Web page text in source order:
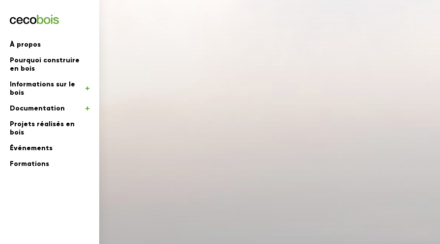
À propos
Pourquoi construire
en bois
Informations sur le
bois
Documentation
Projets réalisés en
bois
Événements
Formations
en bois